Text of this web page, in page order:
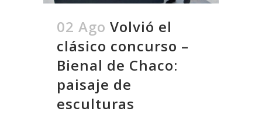
02 Ago Volvió el
clásico concurso –
Bienal de Chaco:
paisaje de
esculturas